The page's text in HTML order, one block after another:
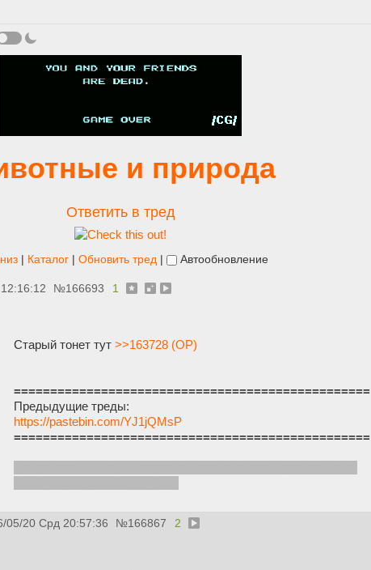
и природа
Ответить в тред
Каталог Обновить тред Автообновление
№166693 1
Старый тонет тут >>163728 (OP)
=================================================
Предыдущие треды:
https://pastebin.com/YJ1jQMsP
=================================================
05/20 Срд 20:57:36 №166867 2